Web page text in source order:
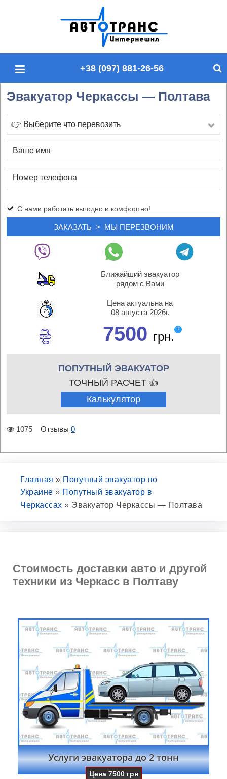
п
о
й
у
+38 (097) 881-26-56
Эвакуатор Черкассы — Полтава
👉 Выберите что перевозить
С нами работать выгодно и комфортно!
Ближайший эвакуатор
рядом с Вами
Цена актуальна на
08 августа 2026г.
7500 грн.
?
ПОПУТНЫЙ ЭВАКУАТОР
ТОЧНЫЙ РАСЧЕТ 👍
Калькулятор
1075 Отзывы 0
Главная » Попутный эвакуатор по
Украине » Попутный эвакуатор в
Черкассах » Эвакуатор Черкассы — Полтава
Стоимость доставки авто и другой
техники из Черкасс в Полтаву
Услуги эвакуатора до 2 тонн
Цена7500 грн